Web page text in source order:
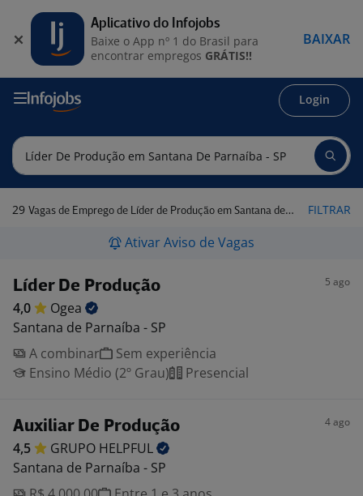
Login
29 Vagas de Emprego de Líder de Produção em Santana de Parnaíba - SP FILTRAR
Ativar Aviso de Vagas
Líder De Produção 5 ago
4,0
Ogea
Santana de Parnaíba - SP
A combinar
Sem experiência
Ensino Médio (2º Grau)
Presencial
Auxiliar De Produção 4 ago
4,5 GRUPO HELPFUL
Santana de Parnaíba - SP
Aplicativo do Infojobs
Baixe o App nº 1 do Brasil para
encontrar empregos GRÁTIS!!
BAIXAR